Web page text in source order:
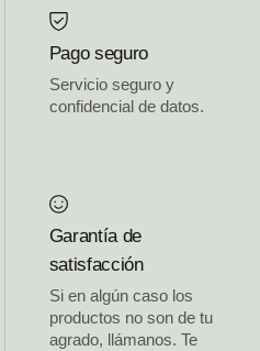
Pago seguro
Servicio seguro y
confidencial de datos.
Garantía de
satisfacción
Si en algún caso los
productos no son de tu
agrado, llámanos. Te